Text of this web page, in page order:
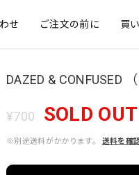
せ ご注文の前に 買
DAZED & CONFUSED
¥700 SOLD OUT
※別途送料がかかります。 送料を確